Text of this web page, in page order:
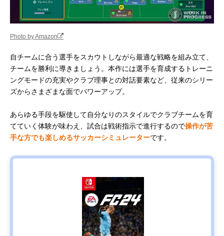
Photo by Amazon
自チームに合う選手をスカウトしながら最適な戦略を組み立て、
チームを勝利に導きましょう。本作には選手を育成するトレーニ
ングモードの充実やクラブ理事との対話要素など、従来のシリー
ズからさまざまな面でパワーアップ。
あらゆる手段を駆使して自分なりのスタイルでクラブチームを育
てていく体験が味わえ、試合は戦術指示で進行するので操作が苦
手な方でも楽しめるサッカーシミュレーターです。